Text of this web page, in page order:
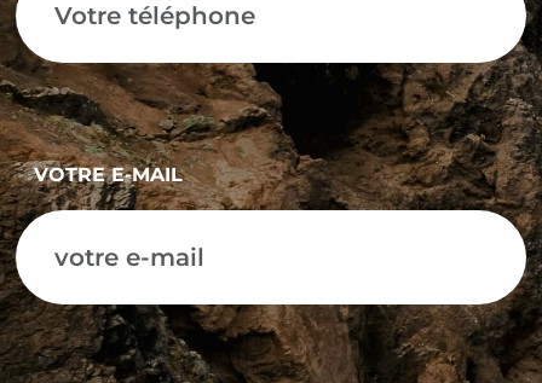
VOTRE E-MAIL